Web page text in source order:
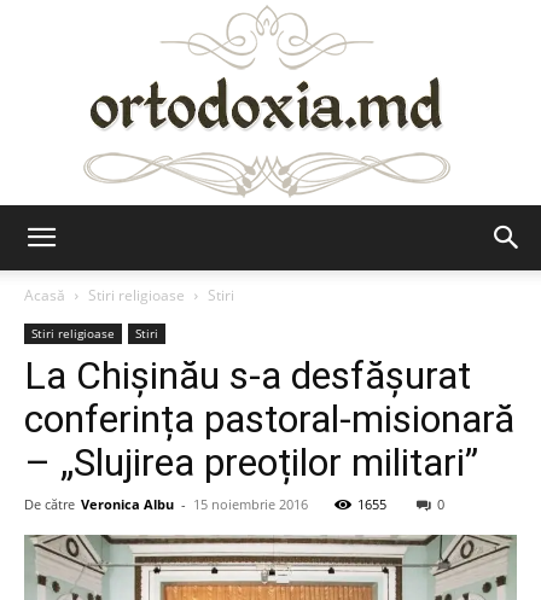
Acasă
Stiri religioase Stiri
Stiri religioase Stiri
La Chișinău s-a desfășurat
conferința pastoral-misionară
– „Slujirea preoților militari”
De către Veronica Albu - 15 noiembrie 2016 1655 0